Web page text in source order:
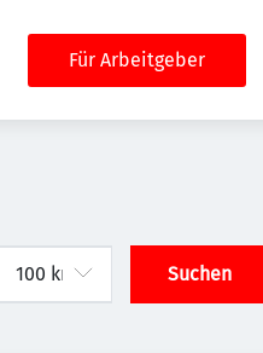
Für Arbeitgeber
Suchen